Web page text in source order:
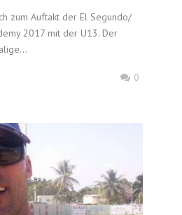
zum Auftakt der El Segundo/
2017 mit der U13. Der
0